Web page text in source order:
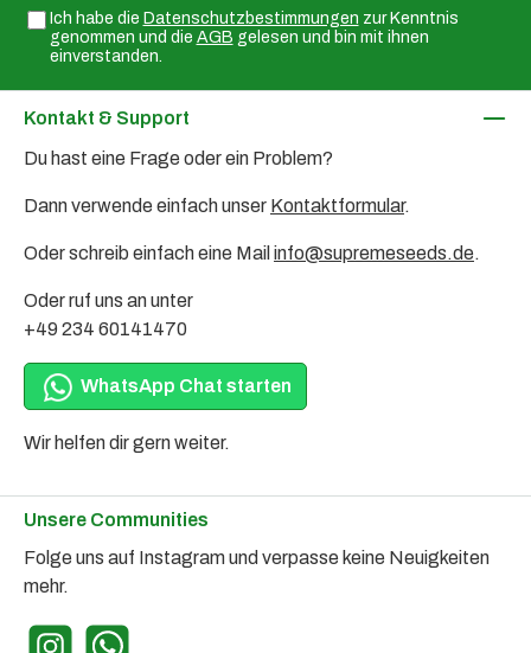
Ich habe die Datenschutzbestimmungen zur Kenntnis
genommen und die AGB gelesen und bin mit ihnen
einverstanden.
Kontakt & Support
Du hast eine Frage oder ein Problem?
Dann verwende einfach unser Kontaktformular.
Oder schreib einfach eine Mail info@supremeseeds.de.
Oder ruf uns an unter
+49 234 60141470
WhatsApp Chat starten
Wir helfen dir gern weiter.
Unsere Communities
Folge uns auf Instagram und verpasse keine Neuigkeiten
mehr.